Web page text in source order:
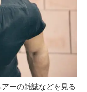
ーの雑誌などを見る